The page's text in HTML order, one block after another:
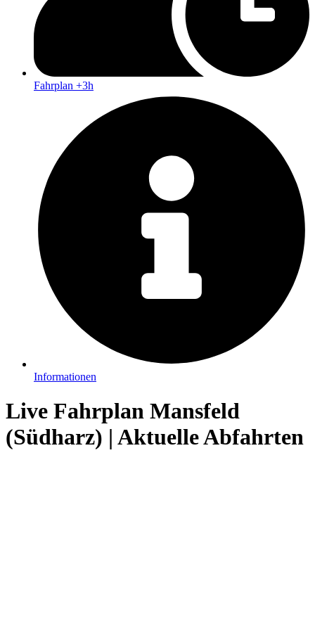
Fahrplan +3h
Informationen
Live Fahrplan Mansfeld
(Südharz) | Aktuelle Abfahrten